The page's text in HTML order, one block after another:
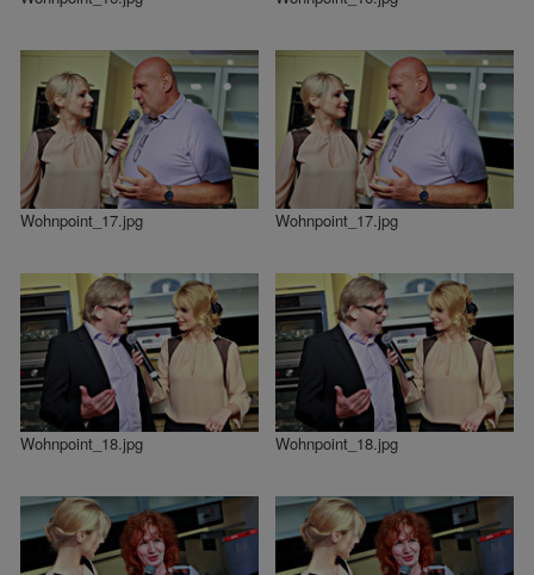
Wohnpoint_17.jpg Wohnpoint_17.jpg
Wohnpoint_18.jpg Wohnpoint_18.jpg